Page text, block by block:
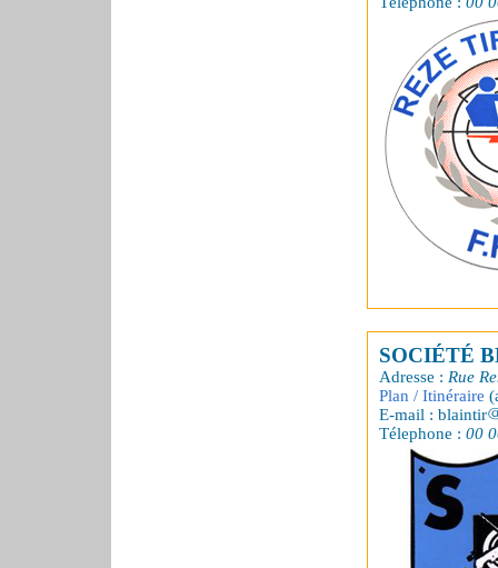
SOCIÉTÉ
Adresse : Rue
Plan / Itinéraire
E-mail : blaintir
Télephone : 00